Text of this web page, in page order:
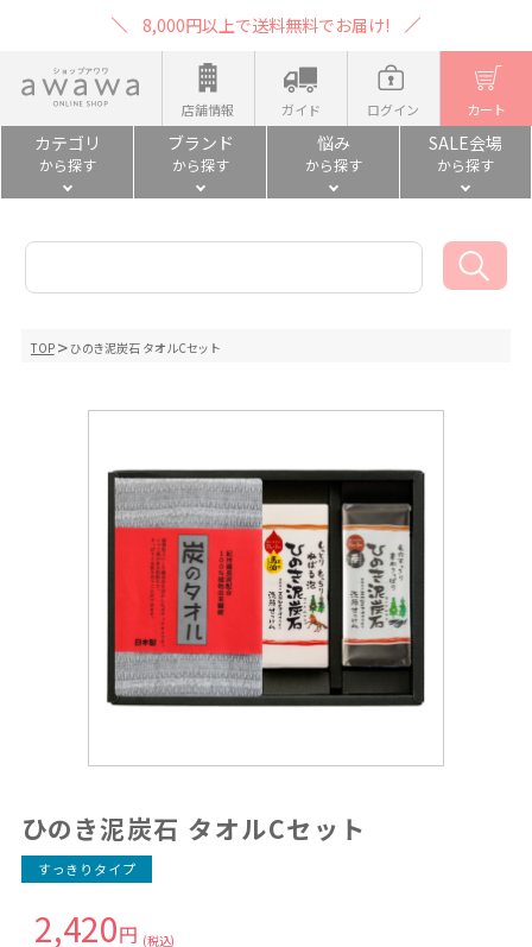
8,000円以上で送料無料でお届け!
店舗情報 ガイド ログイン カート
カテゴリ
から探す
ブランド
から探す
悩み
から探す
SALE会場
から探す
TOP ひのき泥炭石 タオルCセット
ひのき泥炭石 タオルCセット
すっきりタイプ
2,420円 (税込)